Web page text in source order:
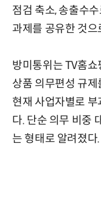
점검 축소, 송출수
과제를 공유한 것으
방미통위는 TV홈
상품 의무편성 규
현재 사업자별로
다. 단순 의무 비중
는 형태로 알려졌다.